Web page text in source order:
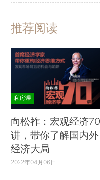
推荐阅读
私房课
向松祚：宏观经济70
讲，带你了解国内外
经济大局
2022年04月06日